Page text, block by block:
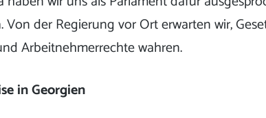
Von der Regierung vor Ort erwarten wir,
Arbeitnehmerrechte wahren.
in Georgien